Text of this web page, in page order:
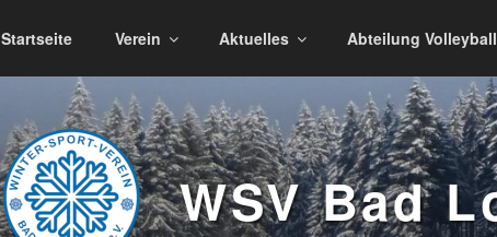
WSV Bad
Startseite Verein Aktuelles Abteilung Volleyball